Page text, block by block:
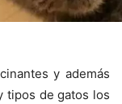
y además
tipos de gatos los